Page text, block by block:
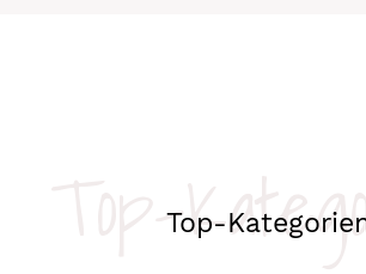
Top-
Top-